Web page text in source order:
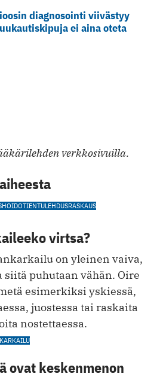
diagnosointi viivästyy
ei aina oteta
verkkosivuilla.
IENTULEHDUSRASKAUS
virtsa?
on yleinen vaiva,
siitä puhutaan vähän. Oire
esimerkiksi yskiessä,
juostessa tai raskaita
nostettaessa.
ovat keskenmenon